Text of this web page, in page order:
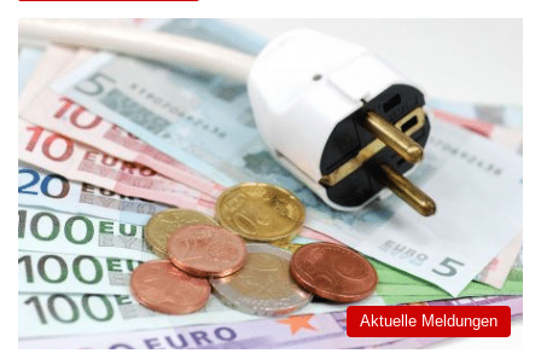
Aktuelle Meldungen